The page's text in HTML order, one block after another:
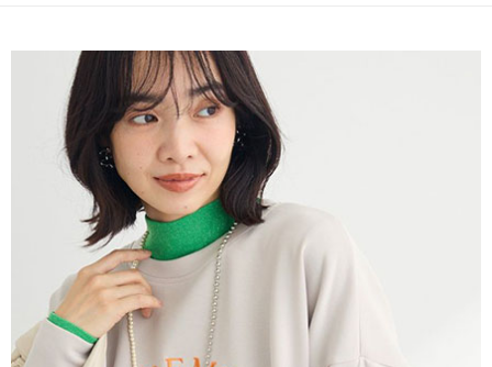
消。如遇「轉專審核」未通過狀況，表示未達大哥付你分期系統評分，恕無
法說明評估內容。
【繳款方式說明】
1.分期款項不併入電信帳單，「大哥付你分期」於每月結算日後寄送繳費提
醒簡訊。
2.透過簡訊連結打開帳單後，可選擇「超商條碼／台灣大直營門市／銀行轉
帳／街口支付／iPASS MONEY」等通路繳費。
【注意事項】
1.本服務係由「台灣大哥大股份有限公司」（以下簡稱本公司）所提供，讓
用戶於交易時，得透過本服務購買商品或服務，並由商店將買賣／分期付款
買賣價金債權讓與本公司後，依約使用本公司帳單繳交帳款。
2.基於同意付款使用「大哥付你分期」之契約關係目的，商店將以您的個人
資料（包含姓名、電話或地址）提供予台灣大哥大進項蒐集、處理及利用，
由本公司與您本人進行分期帳單所需資料之確認、核對及更正。
3.完整用戶服務條款，請詳閱以下連結：
１．簡單：不需註冊會員、不需綁卡、不需儲值。
２．便利：只要手機號碼，簡訊認證，即可結帳。
３．安心：先確認商品／服務後，再付款。
【「AFTEE先享後付」結帳流程】
１．於結帳方式選擇「AFTEE先享後付」後，將跳轉至「AFTEE先享後付」
結帳頁面，進行簡訊認證並確認金額後，即可完成結帳。
２．訂單成立數日內，您將收到繳費通知簡訊。
３．收到繳費通知簡訊後14天內，點擊此簡訊中的連結，可透過四大超商／
ATM／網路銀行／等多元方式進行付款，方視為交易完成。
※ 請注意：結帳手續完成當下不需立刻繳費，但若您需要取消訂單，請聯絡
購買商品的店家。未經商家同意取消之訂單仍視為有效，需透過AFTEE先享
後付繳納相關費用。
※ 交易是否成功請以「AFTEE先享後付 」之結帳頁面顯示為準，若有關於
是否繳費成功／繳費後需取消欲退款等相關疑問，請聯繫「AFTEE先享後付
客戶支援中心」https://netprotections.freshdesk.com/support/home
運送方式
全家取貨付款
每筆NT$60，滿NT$388(含以上)免運費
全家純取貨
每筆NT$60，滿NT$388(含以上)免運費
萊爾富取貨付款
每筆NT$60，滿NT$888(含以上)免運費
萊爾富純取貨
每筆NT$60，滿NT$888(含以上)免運費